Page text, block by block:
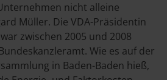
nicht alleine
Müller. Die VDA-Präsidentin
zwischen 2005 und 2008
Wie es auf der
in Baden-Baden hieß,